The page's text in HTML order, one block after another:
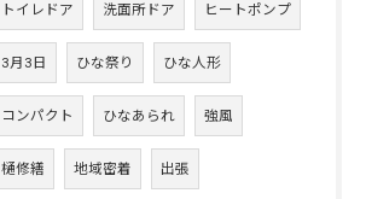
トイレドア 洗面所ドア ヒートポンプ
3月3日 ひな祭り ひな人形
コンパクト ひなあられ 強風
樋修繕 地域密着 出張